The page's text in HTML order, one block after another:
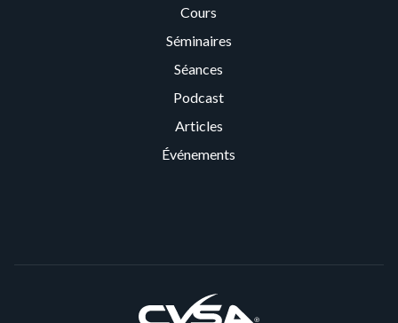
Cours
Séminaires
Séances
Podcast
Articles
Événements